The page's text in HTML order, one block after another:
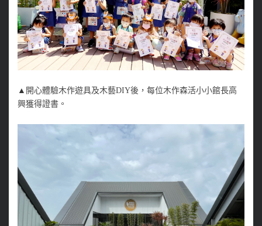
▲ 開心體驗木作遊具及木藝DIY後，每位木作森活小小館長高
興獲得證書。